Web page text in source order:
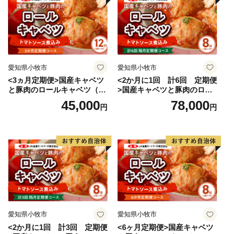
愛知県小牧市
<3ヵ月定期便>国産キャベツ
と豚肉のロールキャベツ（6P
45,000円
愛知県小牧市
<2か月に1回 計6回 定期便
>国産キャベツと豚肉のロー
ルキャベツ（4P入り）
78,000円
愛知県小牧市
<2か月に1回 計3回 定期便
愛知県小牧市
<6ヶ月定期便>国産キャベツ